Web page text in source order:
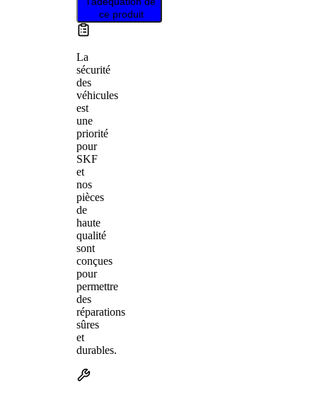
ce produit
La
sécurité
des
véhicules
est
une
priorité
pour
SKF
et
nos
pièces
de
haute
qualité
sont
conçues
pour
permettre
des
réparations
sûres
et
durables.